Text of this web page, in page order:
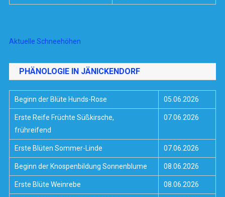
Aktuelle Schneehöhen
PHÄNOLOGIE IN JÄNICKENDORF
Beginn der Blüte Hunds-Rose 05.06.2026
Erste Reife Früchte Süßkirsche,
frühreifend
07.06.2026
Erste Blüten Sommer-Linde 07.06.2026
Beginn der Knospenbildung Sonnenblume 08.06.2026
Erste Blüte Weinrebe 08.06.2026